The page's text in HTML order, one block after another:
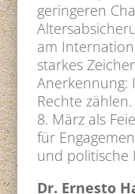
geringeren
am
starkes
Anerkennung:
Rechte
8. März als
für
und politische
Dr. Ernesto